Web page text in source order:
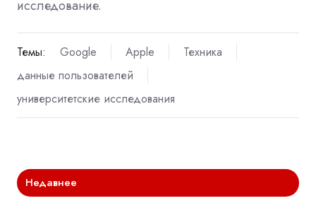
исследование.
Темы: Google Apple
Техника
данные пользователей
университетские исследования
Недавнее